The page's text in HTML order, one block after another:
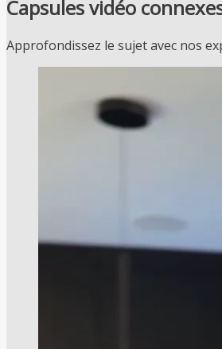
Capsules vidéo
Approfondissez le sujet avec nos